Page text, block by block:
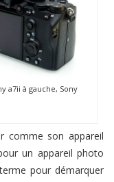
a7ii à gauche, Sony
comme son appareil
un appareil photo
pour démarquer